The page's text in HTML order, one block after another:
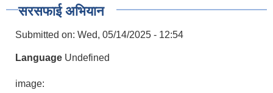
सरसफाई अभियान
Submitted on: Wed, 05/14/2025 - 12:54
Language Undefined
image: